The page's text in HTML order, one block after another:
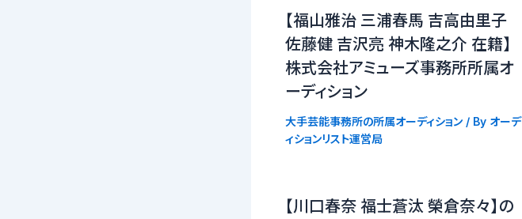
【福山雅治 三浦春馬 吉高由里子
佐藤健 吉沢亮 神木隆之介 在籍】
株式会社アミューズ事務所所属オ
ーディション
大手芸能事務所の所属オーディション/ By オーデ
ィションリスト運営局
【川口春奈 福士蒼汰 榮倉奈々】の